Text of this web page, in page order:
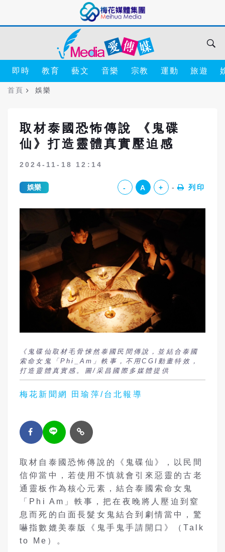
即時 教育 藝文 音樂 宗教 運動 旅遊
首頁 娛樂
取材泰國恐怖傳說 《鬼碟
仙》打造靈體真實壓迫感
2024-11-18 12:14
娛樂 - A + 列印
《鬼碟仙取材毛骨悚然泰國民間傳說，並結合泰國
索命女鬼「Phi_Am」軼事，不用CGI動畫特效，
打造靈體真實感。圖/采昌國際多媒體提供
梅花新聞網 田瑜萍/台北報導
取材自泰國恐怖傳說的《鬼碟仙》，以民間
信仰當中，若使用不慎就會引來惡靈的古老
通靈板作為核心元素，結合泰國索命女鬼
「
Phi Am 」軼事，把在夜晚將人壓迫到窒
息而死的白面長髮女鬼結合到劇情當中，驚
嚇指數媲美泰版《鬼手鬼手請開口》（Talk
to Me ）。